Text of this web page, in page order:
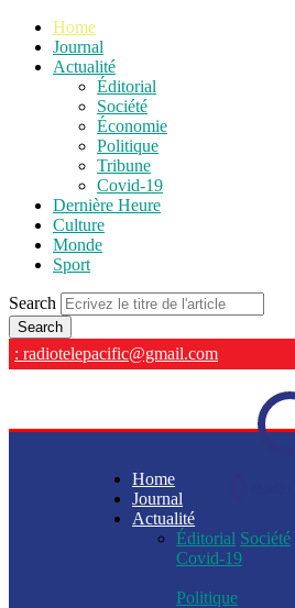
Home
Journal
Actualité
Éditorial
Société
Économie
Politique
Tribune
Covid-19
Dernière Heure
Culture
Monde
Sport
Search
: radiotelepacific@gmail.com
Home
Journal
Actualité
Éditorial Société
Covid-19
Politique